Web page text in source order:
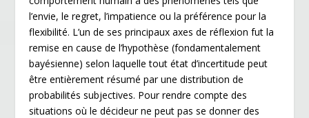
l’envie, le regret, l’impatience ou la préférence pour la
flexibilité. L’un de ses principaux axes de réflexion fut la
remise en cause de l’hypothèse (fondamentalement
bayésienne) selon laquelle tout état d’incertitude peut
être entièrement résumé par une distribution de
probabilités subjectives. Pour rendre compte des
situations où le décideur ne peut pas se donner des